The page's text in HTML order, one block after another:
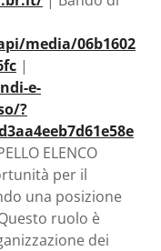
-
media/06b1602
|
e-
?
ELENCO
per il
una posizione
ruolo è
dei